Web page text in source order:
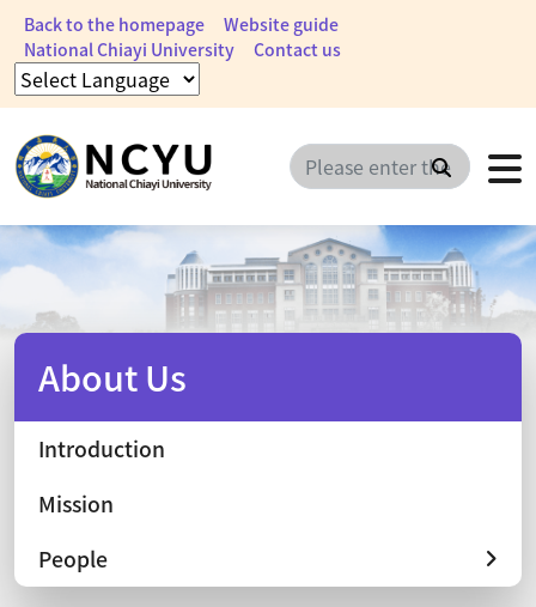
Back to the homepage
Website guide
National Chiayi University
Contact us
Search
About Us
Introduction
Mission
People